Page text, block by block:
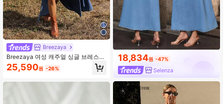
Breezaya
Breezaya 여성 캐주얼 싱글 브레스트
스트랩 데님 드레스
25,590원 -26%
18,834원 -47%
Selenza